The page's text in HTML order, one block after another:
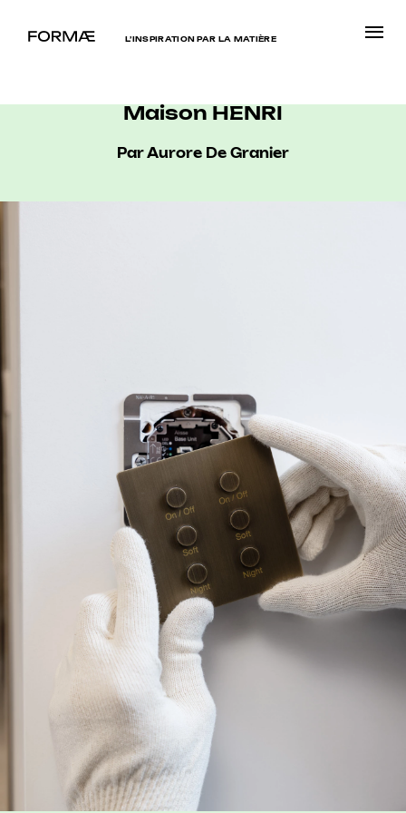
L’INSPIRATION PAR LA MATIÈRE
Maison HENRI
Par Aurore De Granier